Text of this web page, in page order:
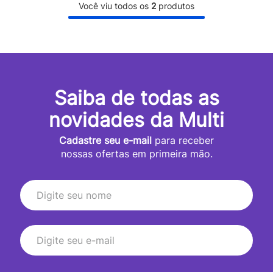
Você viu todos os 2 produtos
Saiba de todas as
novidades da Multi
Cadastre seu e-mail para receber
nossas ofertas em primeira mão.